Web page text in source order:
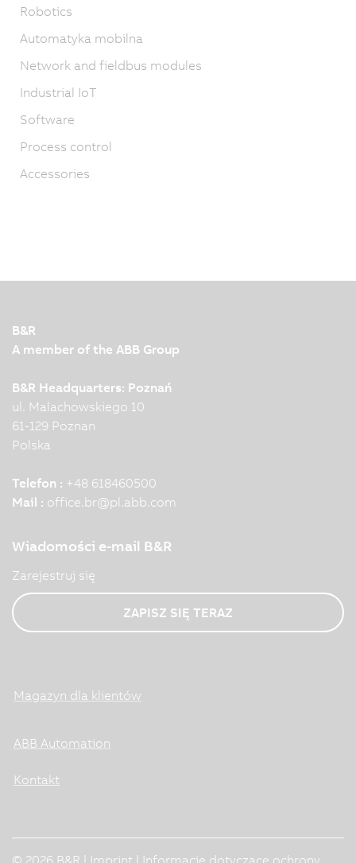
Robotics
Automatyka mobilna
Network and fieldbus modules
Industrial IoT
Software
Process control
Accessories
B&R
A member of the ABB Group
B&R Headquarters: Poznań
ul. Malachowskiego 10
61-129 Poznan
Polska
Telefon : +48 618460500
Mail : office.br@pl.abb.com
Wiadomości e-mail B&R
Zarejestruj się
ZAPISZ SIĘ TERAZ
Magazyn dla klientów
ABB Automation
Kontakt
© 2026 B&R | Imprint Informacje dotyczące ochrony